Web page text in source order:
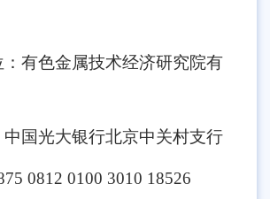
有色金属技术经济研究院有
国光大银行北京中关村支行
0812 0100 3010 18526